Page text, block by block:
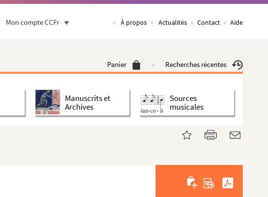
Mon compte CCFr À propos Actualités Contact Aide
Panier Recherches récentes
Manuscrits et
Archives
Sources
musicales